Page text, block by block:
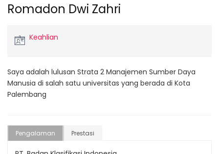
Romadon Dwi Zahri
Keahlian
Saya adalah lulusan Strata 2 Manajemen Sumber Daya
Manusia di salah satu universitas yang berada di Kota
Palembang
Pengalaman Prestasi